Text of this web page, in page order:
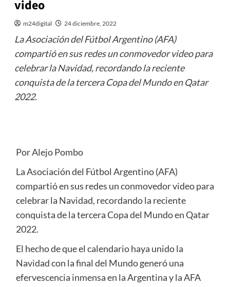
video
m24digital 24 diciembre, 2022
La Asociación del Fútbol Argentino (AFA)
compartió en sus redes un conmovedor video para
celebrar la Navidad, recordando la reciente
conquista de la tercera Copa del Mundo en Qatar
2022.
Por Alejo Pombo
La Asociación del Fútbol Argentino (AFA)
compartió en sus redes un conmovedor video para
celebrar la Navidad, recordando la reciente
conquista de la tercera Copa del Mundo en Qatar
2022.
El hecho de que el calendario haya unido la
Navidad con la final del Mundo generó una
efervescencia inmensa en la Argentina y la AFA